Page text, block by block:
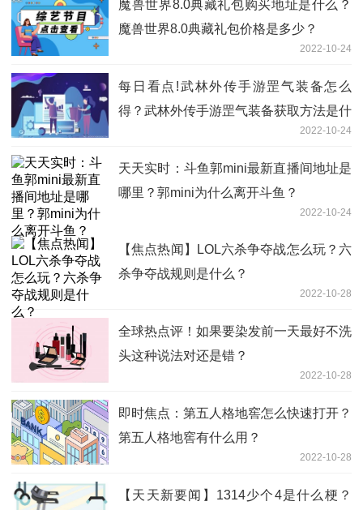
魔兽世界8.0典藏礼包购买地址是什么？
魔兽世界8.0典藏礼包价格是多少？
2022-10-24
每日看点!武林外传手游罡气装备怎么
得？武林外传手游罡气装备获取方法是什
2022-10-24
天天实时：斗鱼郭mini最新直播间地址是
哪里？郭mini为什么离开斗鱼？
2022-10-24
【焦点热闻】LOL六杀争夺战怎么玩？六
杀争夺战规则是什么？
2022-10-28
全球热点评！如果要染发前一天最好不洗
头这种说法对还是错？
2022-10-28
即时焦点：第五人格地窖怎么快速打开？
第五人格地窖有什么用？
2022-10-28
【天天新要闻】1314少个4是什么梗？